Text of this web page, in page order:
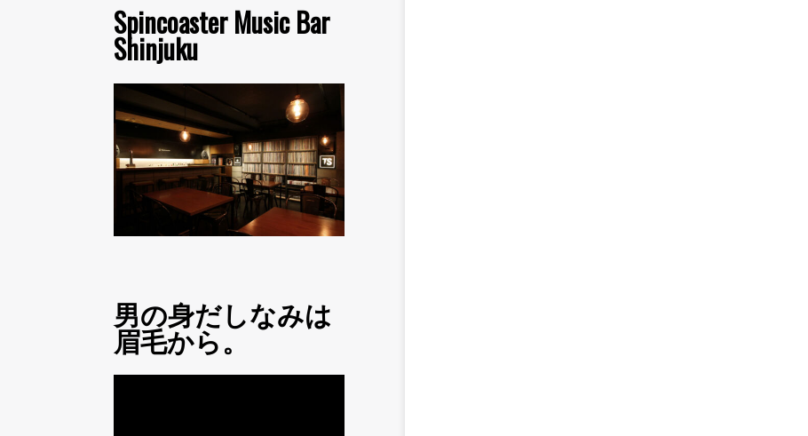
Spincoaster Music Bar
Shinjuku
男の身だしなみは
眉毛から。